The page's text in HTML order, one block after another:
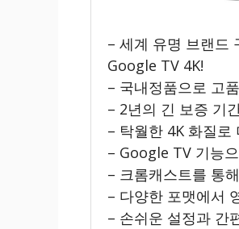
– 세계 유명 브랜드
Google TV 4K!
– 국내정품으로 고
– 2년의 긴 보증 기
– 탁월한 4K 화질로
– Google TV 기능
– 크롬캐스트를 통
– 다양한 포맷에서
– 손쉬운 설정과 간